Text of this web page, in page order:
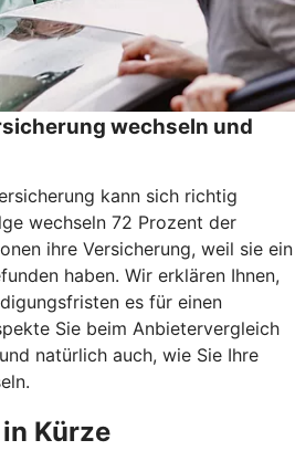
wechseln und
kann sich richtig
wechseln 72 Prozent der
ihre Versicherung, weil sie ein
haben. Wir erklären Ihnen,
es für einen
Sie beim Anbietervergleich
natürlich auch, wie Sie Ihre
Kürze